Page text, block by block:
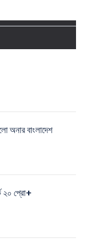
অনার বাংলাদেশ
২০ প্রো+